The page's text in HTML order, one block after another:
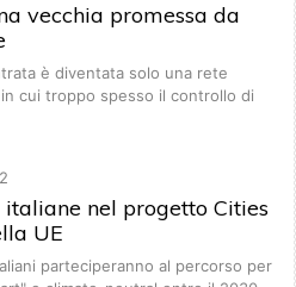
vecchia promessa da
è diventata solo una rete
cui troppo spesso il controllo di
nel progetto Cities
UE
parteciperanno al percorso per